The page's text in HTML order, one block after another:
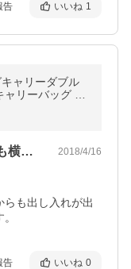
告 いいね 1
ャリーダブル
リーバッグ ク
よく出来たキャリーです。上からも横から… 2018/4/16
らも出し入れが出
告 いいね 0